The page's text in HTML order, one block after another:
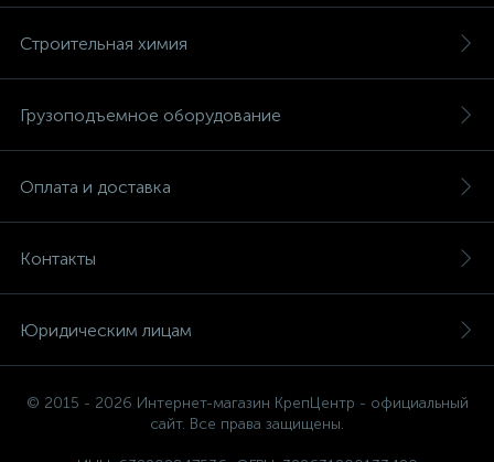
Строительная химия
Грузоподъемное оборудование
Оплата и доставка
Контакты
Юридическим лицам
© 2015 - 2026 Интернет-магазин КрепЦентр - официальный
сайт. Все права защищены.